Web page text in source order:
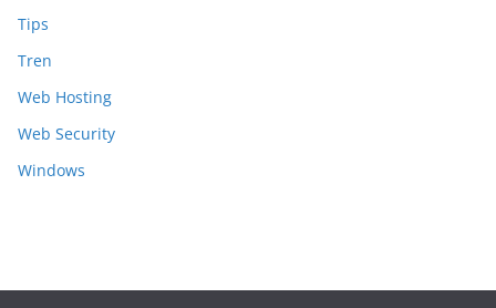
Tips
Tren
Web Hosting
Web Security
Windows